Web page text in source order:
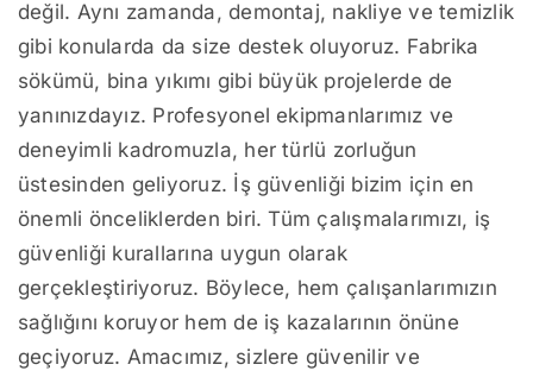
değil. Aynı zamanda, demontaj, nakliye ve temizlik
gibi konularda da size destek oluyoruz. Fabrika
sökümü, bina yıkımı gibi büyük projelerde de
yanınızdayız. Profesyonel ekipmanlarımız ve
deneyimli kadromuzla, her türlü zorluğun
üstesinden geliyoruz. İş güvenliği bizim için en
önemli önceliklerden biri. Tüm çalışmalarımızı, iş
güvenliği kurallarına uygun olarak
gerçekleştiriyoruz. Böylece, hem çalışanlarımızın
sağlığını koruyor hem de iş kazalarının önüne
geçiyoruz. Amacımız, sizlere güvenilir ve